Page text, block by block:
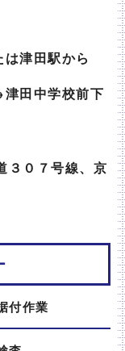
津田駅から
田中学校前下
３０７号線、京
付作業